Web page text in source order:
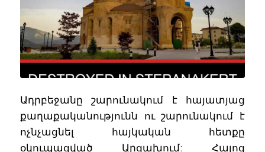
Ադրբեջանը շարունակում է հայատյաց
քաղաքականությունն ու շարունակում է
ոչնչացնել հայկական հետքը
օկուպացված Արցախում: Հայոց